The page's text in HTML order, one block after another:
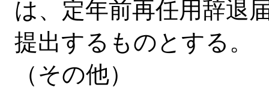
は、定年前再任用辞退
提出するものとする。
（その他）